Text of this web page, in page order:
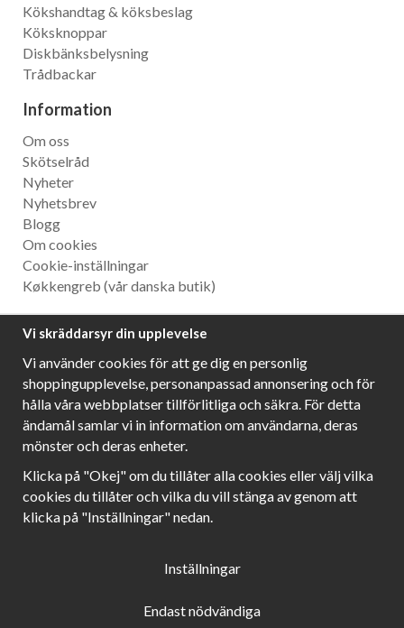
Kökshandtag & köksbeslag
Köksknoppar
Diskbänksbelysning
Trådbackar
Information
Om oss
Skötselråd
Nyheter
Nyhetsbrev
Blogg
Om cookies
Cookie-inställningar
Køkkengreb (vår danska butik)
Nyhetsbrev
produktnyheter!
Vi skräddarsyr din upplevelse
Vi använder cookies för att ge dig en personlig
shoppingupplevelse, personanpassad annonsering och för
hålla våra webbplatser tillförlitliga och säkra. För detta
ändamål samlar vi in information om användarna, deras
mönster och deras enheter.
Klicka på "Okej" om du tillåter alla cookies eller välj vilka
cookies du tillåter och vilka du vill stänga av genom att
klicka på "Inställningar" nedan.
Inställningar
Endast nödvändiga